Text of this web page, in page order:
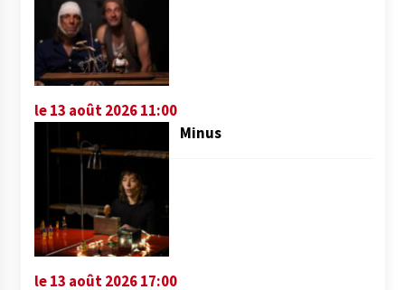
le 13 août 2026 11:00
Minus
le 13 août 2026 17:00